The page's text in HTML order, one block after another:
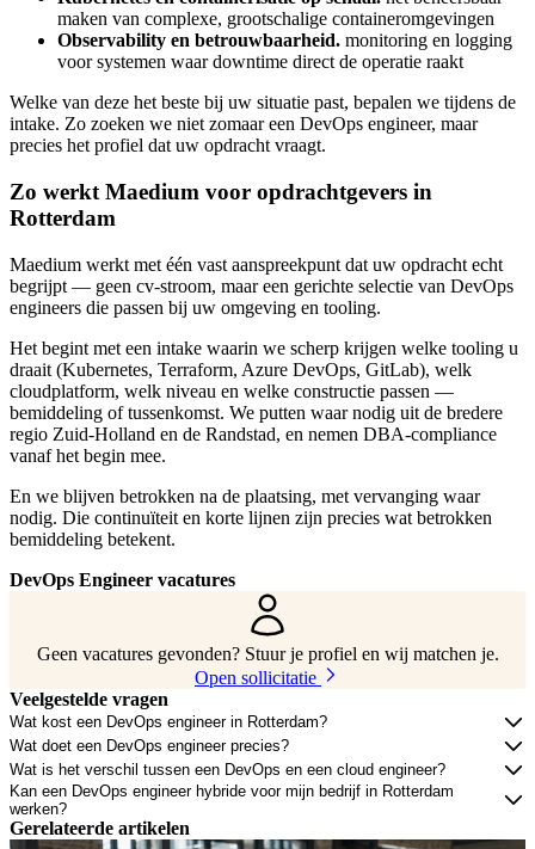
maken van complexe, grootschalige containeromgevingen
Observability en betrouwbaarheid. monitoring en logging
voor systemen waar downtime direct de operatie raakt
Welke van deze het beste bij uw situatie past, bepalen we tijdens de
intake. Zo zoeken we niet zomaar een DevOps engineer, maar
precies het profiel dat uw opdracht vraagt.
Zo werkt Maedium voor opdrachtgevers in
Rotterdam
Maedium werkt met één vast aanspreekpunt dat uw opdracht echt
begrijpt — geen cv-stroom, maar een gerichte selectie van DevOps
engineers die passen bij uw omgeving en tooling.
Het begint met een intake waarin we scherp krijgen welke tooling u
draait (Kubernetes, Terraform, Azure DevOps, GitLab), welk
cloudplatform, welk niveau en welke constructie passen —
bemiddeling of tussenkomst. We putten waar nodig uit de bredere
regio Zuid-Holland en de Randstad, en nemen DBA-compliance
vanaf het begin mee.
En we blijven betrokken na de plaatsing, met vervanging waar
nodig. Die continuïteit en korte lijnen zijn precies wat betrokken
bemiddeling betekent.
DevOps Engineer vacatures
Geen vacatures gevonden? Stuur je profiel en wij matchen je.
Open sollicitatie
Veelgestelde vragen
Wat kost een DevOps engineer in Rotterdam?
Wat doet een DevOps engineer precies?
Wat is het verschil tussen een DevOps en een cloud engineer?
Kan een DevOps engineer hybride voor mijn bedrijf in Rotterdam
werken?
Gerelateerde artikelen